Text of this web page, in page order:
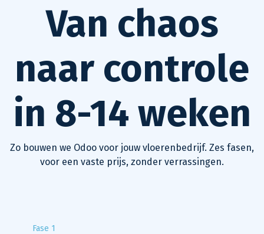
Van chaos
naar controle
in 8-14 weken
Zo bouwen we Odoo voor jouw vloerenbedrijf. Zes fasen,
voor een vaste prijs, zonder verrassingen.
Fase 1